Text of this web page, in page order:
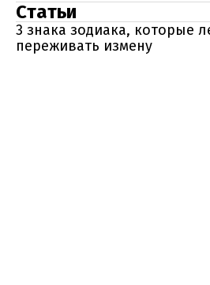
Статьи
3 знака зодиака, которые
переживать измену